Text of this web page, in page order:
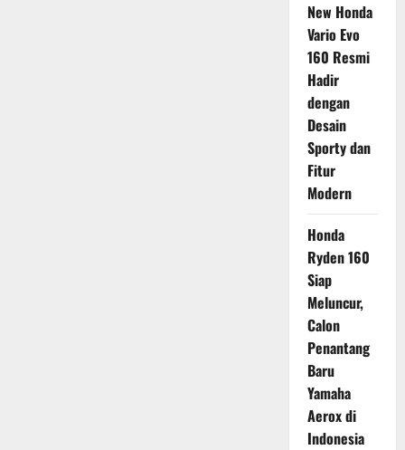
New Honda
Vario Evo
160 Resmi
Hadir
dengan
Desain
Sporty dan
Fitur
Modern
Honda
Ryden 160
Siap
Meluncur,
Calon
Penantang
Baru
Yamaha
Aerox di
Indonesia